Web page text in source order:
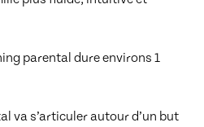
parental dure environs 1
va s’articuler autour d’un but